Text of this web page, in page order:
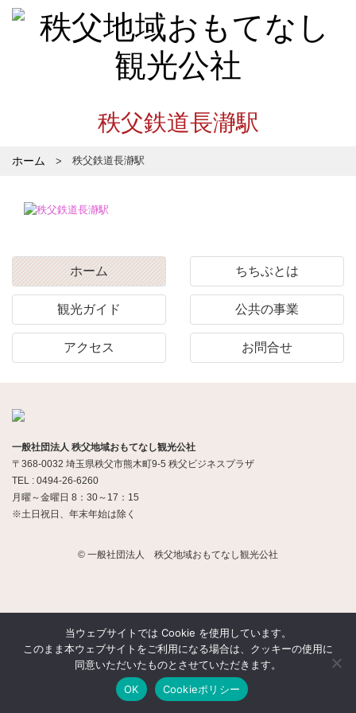
秩父鉄道長瀞駅
ホーム 秩父鉄道長瀞駅
ホーム ちちぶとは
観光ガイド 公共の事業
アクセス お問合せ
一般社団法人 秩父地域おもてなし観光公社
〒368-0032 埼玉県秩父市熊木町9-5 秩父ビジネスプラザ
TEL : 0494-26-6260
月曜～金曜日 8：30～17：15
※土日祝日、年末年始は除く
© 一般社団法人 秩父地域おもてなし観光公社
当ウェブサイトでは Cookie を使用しています。
このまま本ウェブサイトをご利用になる場合は、クッキーの使用に
同意いただいたものとさせていただきます。
OK
Cookieポリシー